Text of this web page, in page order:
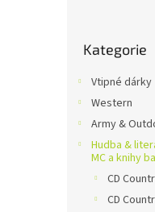
kategorie
Kategorie
Vtipné dárky
Western
Army &
Hudba &
MC a knihy
CD
CD